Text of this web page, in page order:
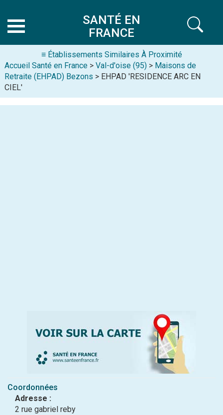
SANTÉ EN
FRANCE
≡ Établissements Similaires À Proximité
Accueil Santé en France > Val-d'oise (95) > Maisons de
Retraite (EHPAD) Bezons > EHPAD 'RESIDENCE ARC EN
CIEL'
Coordonnées
Adresse :
2 rue gabriel reby